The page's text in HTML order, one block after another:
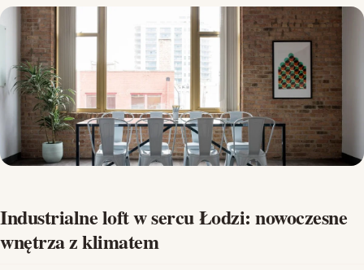
Industrialne loft w sercu Łodzi: nowoczesne
wnętrza z klimatem